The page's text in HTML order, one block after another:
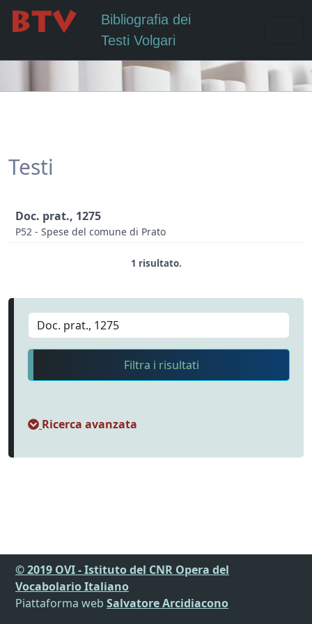
Bibliografia dei
Testi Volgari
Testi
Doc. prat., 1275
P52 - Spese del comune di Prato
1 risultato.
Filtra i risultati
Ricerca avanzata
© 2019 OVI - Istituto del CNR Opera del
Vocabolario Italiano
Piattaforma web Salvatore Arcidiacono